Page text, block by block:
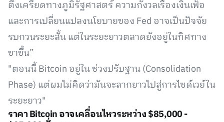
ตึงเครียดทางภูมิรัฐศาสตร์ ความกังวลเรื่องเงินเฟ้อ
และการเปลี่ยนแปลงนโยบายของ Fed อาจเป็นปัจจัย
รบกวนระยะสั้น แต่ในระยะยาวตลาดยังอยู่ในทิศทาง
ขาขึ้น”
"ตอนนี้ Bitcoin อยู่ใน ช่วงปรับฐาน (Consolidation
Phase) แต่ผมไม่คิดว่ามันจะลากยาวไปสู่การไซด์เวย์ใน
ระยะยาว"
ราคา Bitcoin อาจเคลื่อนไหวระหว่าง $85,000 -